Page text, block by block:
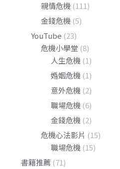
親情危機 (111)
金錢危機 (5)
YouTube (23)
危機小學堂 (8)
人生危機 (1)
婚姻危機 (1)
意外危機 (2)
職場危機 (6)
金錢危機 (2)
危機心法影片 (15)
職場危機 (15)
書籍推薦 (71)